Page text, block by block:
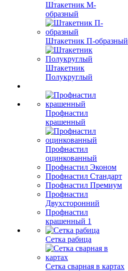
Штакетник М-
образный
Штакетник П-образный
Штакетник
Полукруглый
Профнастил
крашенный
Профнастил
оцинкованный
Профнастил Эконом
Профнастил Стандарт
Профнастил Премиум
Профнастил
Двухсторонний
Профнастил
крашенный 1
Сетка рабица
Сетка сварная в картах